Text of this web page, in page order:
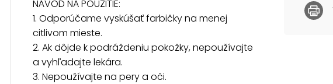
7. Pri
NÁVOD NA POUŽITIE:
1. Odporúčame vyskúšať farbičky na menej
citlivom mieste.
2. Ak dôjde k podráždeniu pokožky, nepoužívajte
a vyhľadajte lekára.
3. Nepoužívajte na pery a oči.